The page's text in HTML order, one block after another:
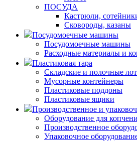
ПОСУДА
Кастрюли,
Сковороды, казаны
Посудомоечные машины
Посудомоечные машины
Расходные материалы и
Пластиковая тара
Складские и полочные
Мусорные контейнеры
Пластиковые поддоны
Пластиковые ящики
Производственное и
Оборудование для
Производственное
Упаковочное